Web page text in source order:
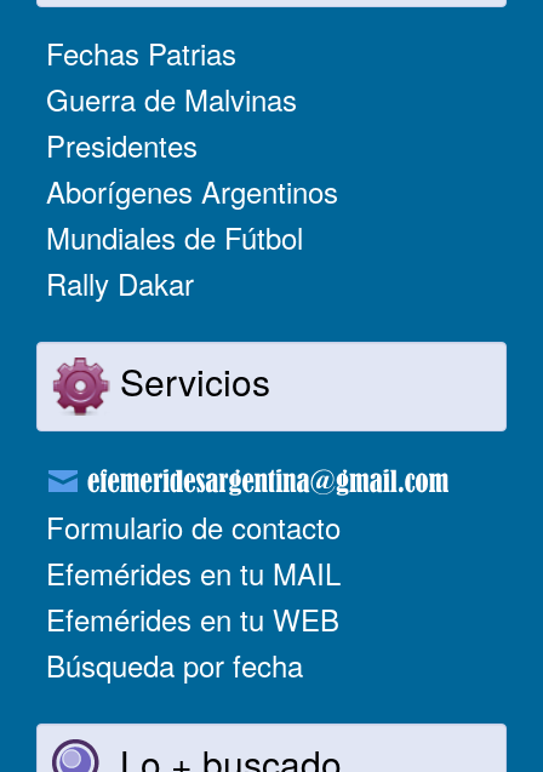
Fechas Patrias
Guerra de Malvinas
Presidentes
Aborígenes Argentinos
Mundiales de Fútbol
Rally Dakar
Servicios
Formulario de contacto
Efemérides en tu MAIL
Efemérides en tu WEB
Búsqueda por fecha